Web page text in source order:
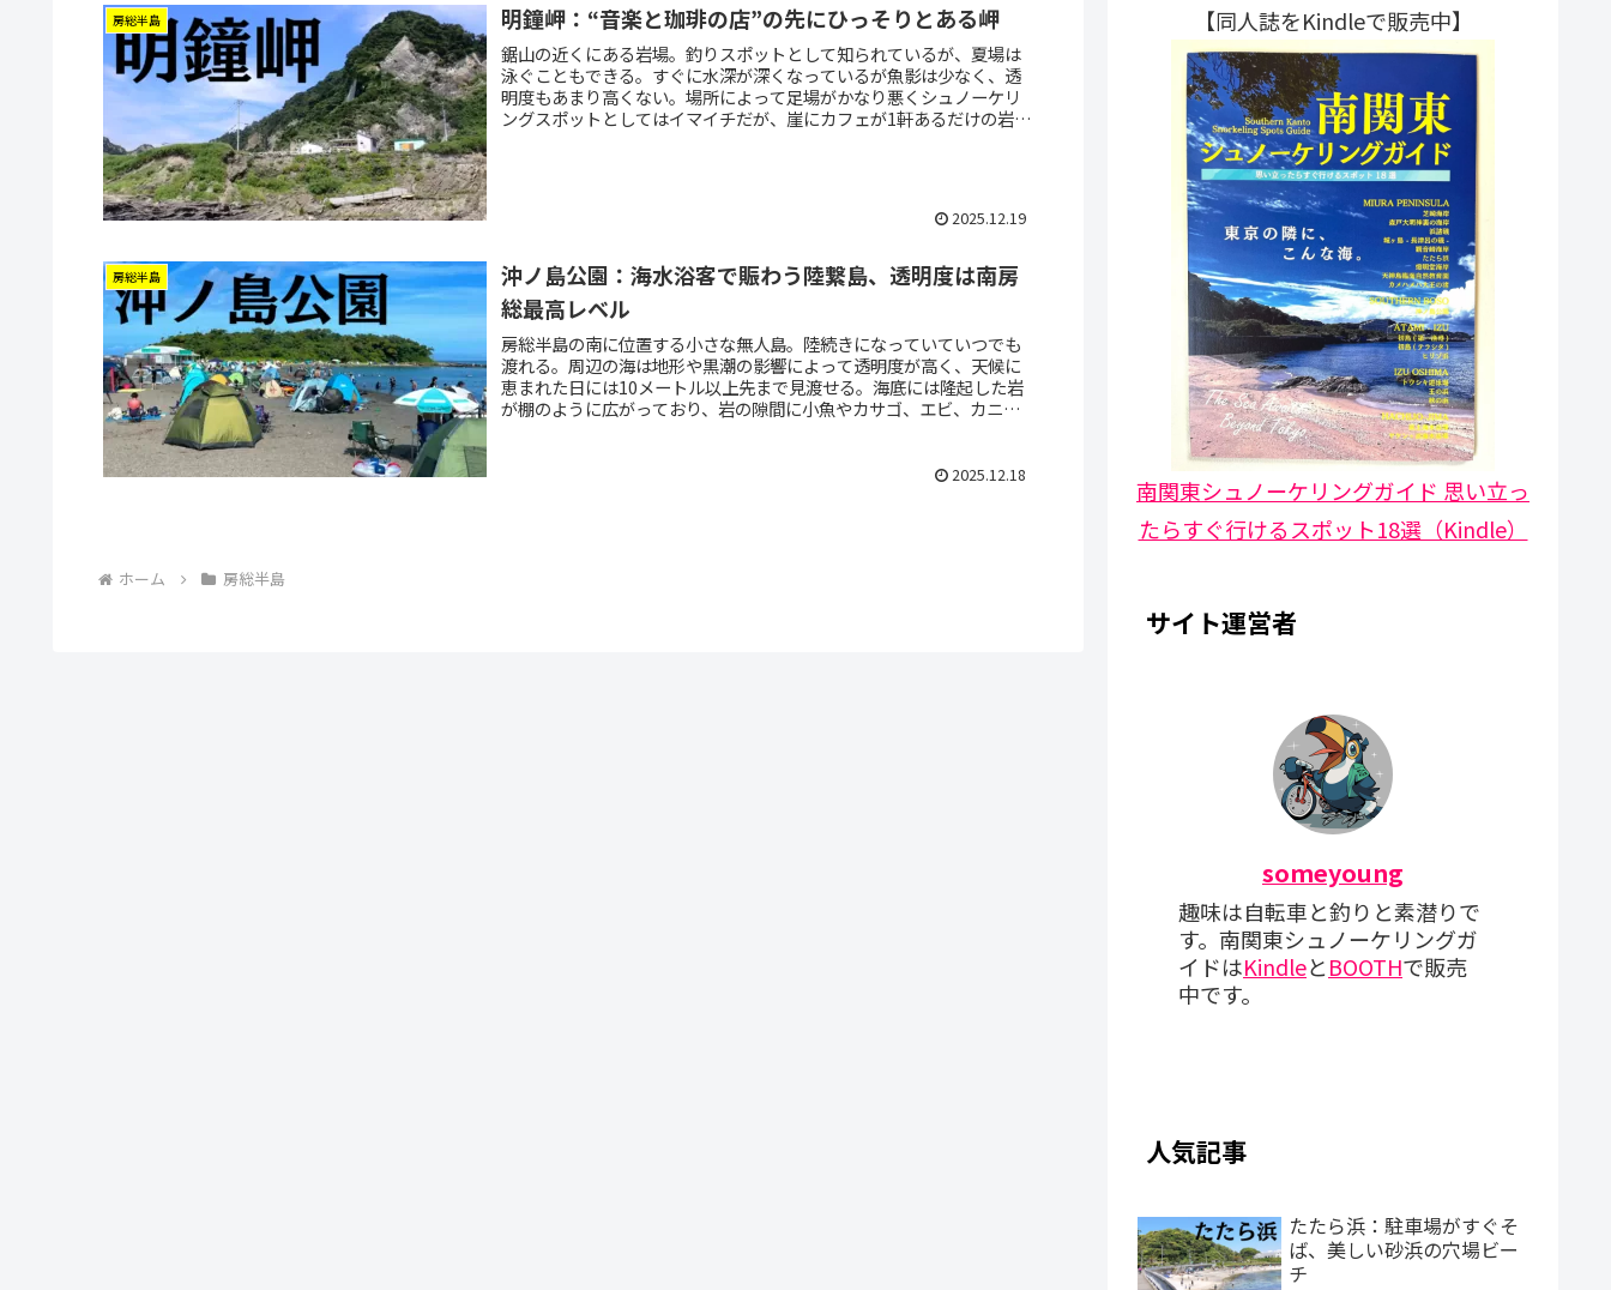
房総半島 明鐘岬：“音楽と珈琲の店”の先にひっそりとある岬
鋸山の近くにある岩場。釣りスポットとして知られているが、夏場は
泳ぐこともできる。すぐに水深が深くなっているが魚影は少なく、透
明度もあまり高くない。場所によって足場がかなり悪くシュノーケリ
ングスポットとしてはイマイチだが、崖にカフェが1軒あるだけの岩場
2025.12.19
房総半島
沖ノ島公園：海水浴客で賑わう陸繋島、透明度は南房
総最高レベル
房総半島の南に位置する小さな無人島。陸続きになっていていつでも
渡れる。周辺の海は地形や黒潮の影響によって透明度が高く、天候に
恵まれた日には10メートル以上先まで見渡せる。海底には隆起した岩
が棚のように広がっており、岩の隙間に小魚やカサゴ、エビ、カニな
2025.12.18
ホーム 房総半島
【同人誌をKindleで販売中】
南関東シュノーケリングガイド 思い立っ
たらすぐ行けるスポット18選（Kindle）
サイト運営者
someyoung
趣味は自転車と釣りと素潜りで
す。南関東シュノーケリングガ
イドはKindleとBOOTHで販売
中です。
人気記事
たたら浜：駐車場がすぐそ
ば、美しい砂浜の穴場ビー
チ